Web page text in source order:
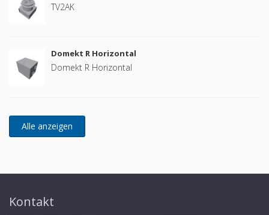
TV2AK
Domekt R Horizontal
Domekt R Horizontal
Kontakt